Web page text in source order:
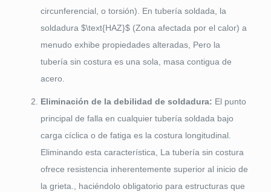
circunferencial, o torsión). En tubería soldada, la
soldadura $\text{HAZ}$(Zona afectada por el calor) a
menudo exhibe propiedades alteradas, Pero la
tubería sin costura es una sola, masa contigua de
acero.
Eliminación de la debilidad de soldadura: El punto
principal de falla en cualquier tubería soldada bajo
carga cíclica o de fatiga es la costura longitudinal.
Eliminando esta característica, La tubería sin costura
ofrece resistencia inherentemente superior al inicio de
la grieta., haciéndolo obligatorio para estructuras que